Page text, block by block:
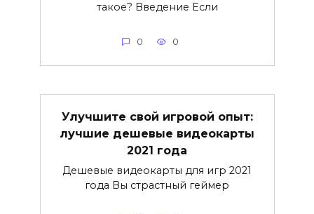
такое? Введение Если
0 0
Улучшите свой игровой опыт:
лучшие дешевые видеокарты
2021 года
Дешевые видеокарты для игр 2021
года Вы страстный геймер